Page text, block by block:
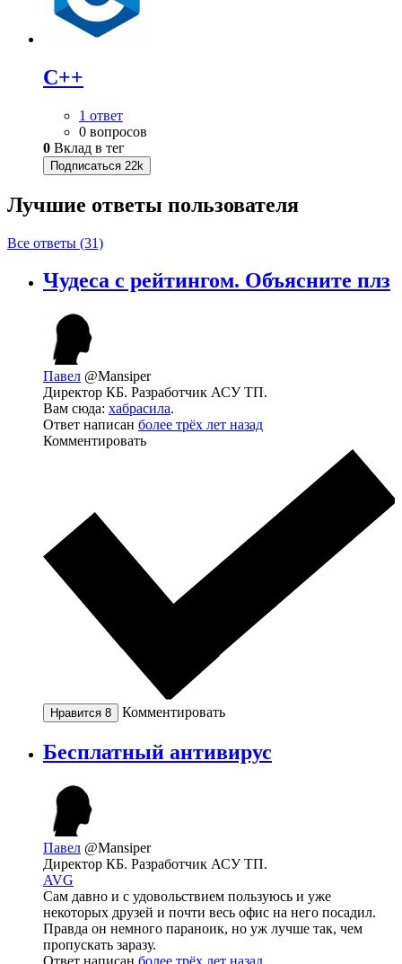
C++
1 ответ
0 вопросов
0 Вклад в тег
Подписаться 22k
Лучшие ответы пользователя
Все ответы (31)
Чудеса с рейтингом. Объясните плз
Павел @Mansiper
Директор КБ. Разработчик АСУ ТП.
Вам сюда: хабрасила.
Ответ написан более трёх лет назад
Комментировать
Нравится 8 Комментировать
Бесплатный антивирус
Павел @Mansiper
Директор КБ. Разработчик АСУ ТП.
AVG
Сам давно и с удовольствием пользуюсь и уже
некоторых друзей и почти весь офис на него посадил.
Правда он немного параноик, но уж лучше так, чем
пропускать заразу.
Ответ написан более трёх лет назад